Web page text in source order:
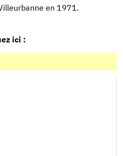
en 1971.
ici :